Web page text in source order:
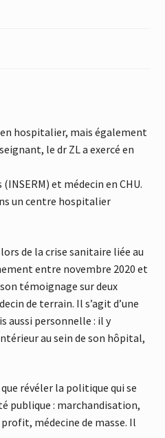
hospitalier, mais également
le dr ZL a exercé en
et médecin en CHU.
un centre hospitalier
de la crise sanitaire liée au
entre novembre 2020 et
témoignage sur deux
de terrain. Il s’agit d’une
aussi personnelle : il y
au sein de son hôpital,
révéler la politique qui se
publique : marchandisation,
médecine de masse. Il